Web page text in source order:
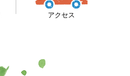
アクセス